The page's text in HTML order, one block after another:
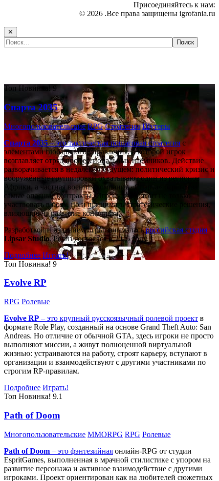
Присоединяйтесь к нам:
© 2026 .Все права защищены igrofania.ru
✕
Топ Новинка! 9
Спарта 2035
Многопользовательские RPG Стратегии Шутеры
Спарта 2035– это тактическаяпошаговая стратегияс
элементами глобального управления, в которой игрок
возглавляет отряд профессиональных наёмников. Действие
разворачивается в недалёком будущем: политический кризис и
вооружённые группировки охватывают один из регионов
Африки, а частная военная компания «Спарта» берётся за
самые опасные контракты. Игроку предстоит не только
участвовать в боях, но и принимать стратегические решения,
влияющие на развитие конфликта.
Разработкой и изданием игры занималасьроссийская студия
Lipsar Studio. Релиз состоялся в 2025 году.
Подробнее Играть!
Топ Новинка! 9
Evolve RP
RPG Ролевые
Evolve RP – это крупный русскоязычный ролевой проект в
формате Role Play, созданный на основе Grand Theft Auto: San
Andreas. Но отличие от обычной GTA, здесь игроки не просто
выполняют миссии, а живут полноценной виртуальной
жизнью: устраиваются на работу, строят карьеру, вступают в
организации и взаимодействуют с другими участниками по
строгим RP-правилам.
Подробнее Играть!
Топ Новинка! 9.1
Path of Doom
Многопользовательские MMORPG RPG Ролевые
Path of Doom – это фэнтезийная онлайн-RPG от студии
EspritGames, выполненная в мрачной стилистике с упором на
развитие персонажа и активное взаимодействие с другими
игроками. Проект ориентирован как на любителей сюжетных